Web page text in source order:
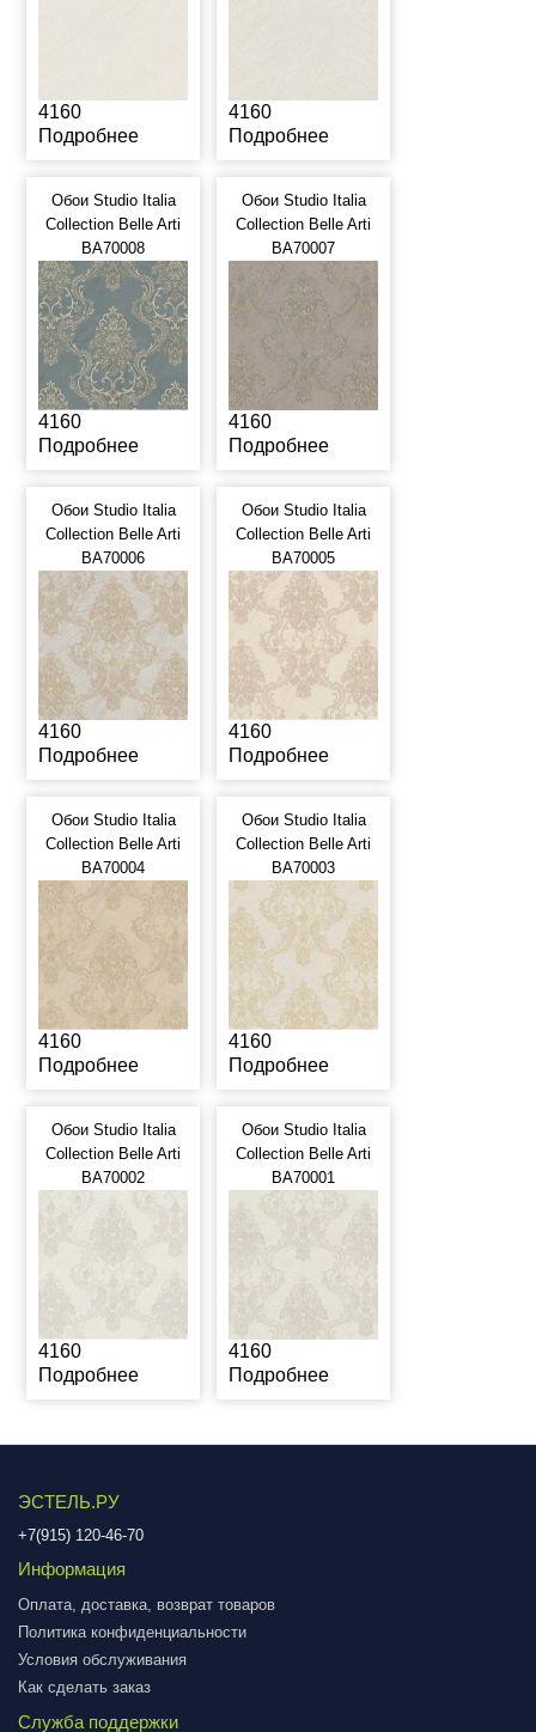
4160
Подробнее
4160
Подробнее
Обои Studio Italia
Collection Belle Arti
BA70008
4160
Подробнее
Обои Studio Italia
Collection Belle Arti
BA70007
4160
Подробнее
Обои Studio Italia
Collection Belle Arti
BA70006
4160
Подробнее
Обои Studio Italia
Collection Belle Arti
BA70005
4160
Подробнее
Обои Studio Italia
Collection Belle Arti
BA70004
4160
Подробнее
Обои Studio Italia
Collection Belle Arti
BA70003
4160
Подробнее
Обои Studio Italia
Collection Belle Arti
BA70002
4160
Подробнее
Обои Studio Italia
Collection Belle Arti
BA70001
4160
Подробнее
ЭСТЕЛЬ.РУ
+7(915) 120-46-70
Информация
Оплата, доставка, возврат товаров
Политика конфиденциальности
Условия обслуживания
Как сделать заказ
Служба поддержки